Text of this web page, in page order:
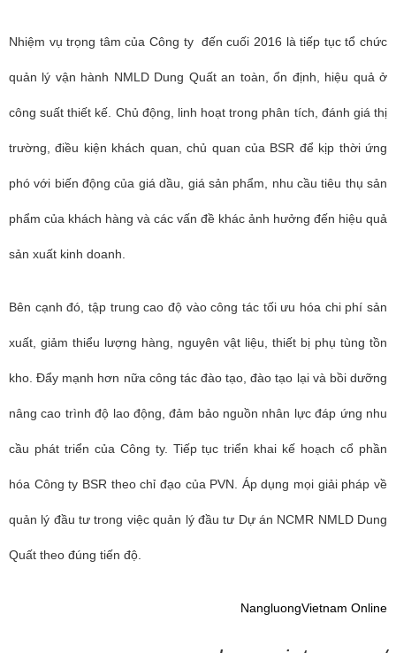
Nhiệm vụ trọng tâm của Công ty đến cuối 2016 là tiếp tục tổ chức
quản lý vận hành NMLD Dung Quất an toàn, ổn định, hiệu quả ở
công suất thiết kế. Chủ động, linh hoạt trong phân tích, đánh giá thị
trường, điều kiện khách quan, chủ quan của BSR để kịp thời ứng
phó với biến động của giá dầu, giá sản phẩm, nhu cầu tiêu thụ sản
phẩm của khách hàng và các vấn đề khác ảnh hưởng đến hiệu quả
sản xuất kinh doanh.
Bên cạnh đó, tập trung cao độ vào công tác tối ưu hóa chi phí sản
xuất, giảm thiểu lượng hàng, nguyên vật liệu, thiết bị phụ tùng tồn
kho. Đẩy mạnh hơn nữa công tác đào tạo, đào tạo lại và bồi dưỡng
nâng cao trình độ lao động, đảm bảo nguồn nhân lực đáp ứng nhu
cầu phát triển của Công ty. Tiếp tục triển khai kế hoạch cổ phần
hóa Công ty BSR theo chỉ đạo của PVN. Áp dụng mọi giải pháp về
quản lý đầu tư trong việc quản lý đầu tư Dự án NCMR NMLD Dung
Quất theo đúng tiến độ.
NangluongVietnam Online